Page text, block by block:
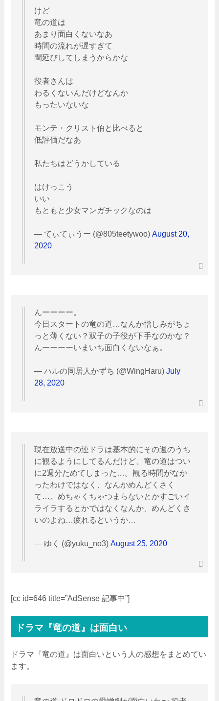
けど
竜の道は
あまり面白くないなあ
時間の流れが遅すぎて
間延びしてしまうからかな
役者さんは
わるくないんだけどなんか
もったいないな
モンテ・クリスト伯と比べると
低評価だなあ
私たちはどうかしている
はけっこう
いい
もともと少女マンガチックなのは
— てぃてぃうー (@805teetywoo)August 20,
2020
んーーーー。
今日スタートの竜の道…なんか憎しみがちょ
っと薄くない？双子の子役が下手なのかな？
んーーーーいまいち面白くないなぁ。
— ハルの同居人かずち (@WingHaru)July
28, 2020
現在放送中の連ドラは基本的にその週のうち
に観るようにしてるんだけど、竜の道はつい
に2週分ためてしまった…。観る時間がなか
ったわけではなく、なんかめんどくさく
て…。めちゃくちゃつまらないとかすごいイ
ライラするとかではなくなんか、めんどくさ
いのよね…疲れるというか…
— ゆく (@yuku_no3)August 25, 2020
[cc id=646 title=”AdSense 記事中”]
ドラマ『竜の道』は面白い
ドラマ『竜の道』は面白いという人の感想をまとめてい
ます。